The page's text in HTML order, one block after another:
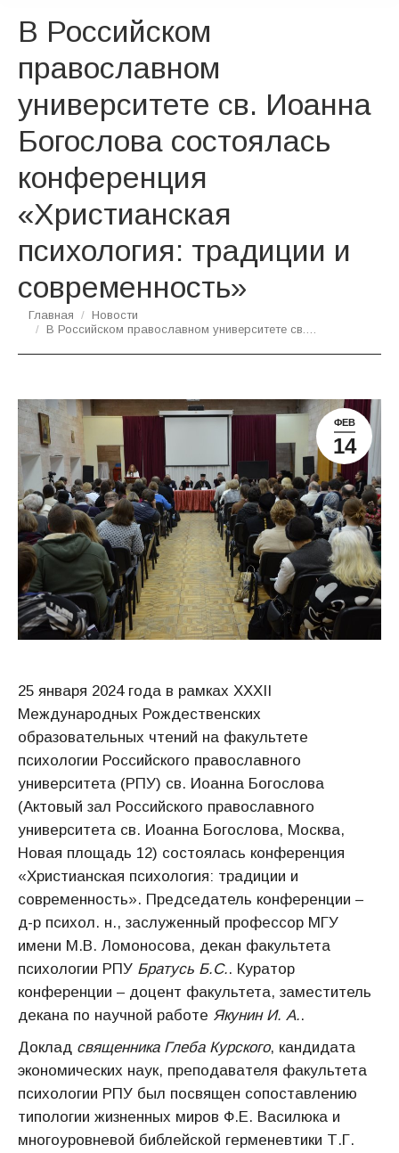
В Российском
православном
университете св. Иоанна
Богослова состоялась
конференция
«Христианская
психология: традиции и
современность»
Вы здесь:
Главная
Новости
В Российском православном университете св.…
ФЕВ
14
25 января 2024 года в рамках XXXII
Международных Рождественских
образовательных чтений на факультете
психологии Российского православного
университета (РПУ) св. Иоанна Богослова
(Актовый зал Российского православного
университета св. Иоанна Богослова, Москва,
Новая площадь 12) состоялась конференция
«Христианская психология: традиции и
современность». Председатель конференции –
д-р психол. н., заслуженный профессор МГУ
имени М.В. Ломоносова, декан факультета
психологии РПУ Братусь Б.С.. Куратор
конференции – доцент факультета, заместитель
декана по научной работе Якунин И. А..
Доклад священника Глеба Курского, кандидата
экономических наук, преподавателя факультета
психологии РПУ был посвящен сопоставлению
типологии жизненных миров Ф.Е. Василюка и
многоуровневой библейской герменевтики Т.Г.